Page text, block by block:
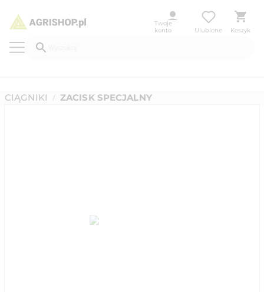
Twoje
konto
Ulubione Koszyk
CIĄGNIKI / ZACISK SPECJALNY